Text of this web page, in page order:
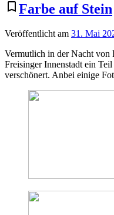
bookmark_border Farbe auf Stein
Veröffentlicht am 31. Mai
Vermutlich in der Nacht von
Freisinger Innenstadt ein
verschönert. Anbei einige